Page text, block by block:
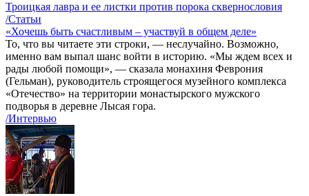
Троицкая лавра и ее листки против порока сквернословия
/Статьи
«Хочешь быть счастливым – участвуй в общем деле»
То, что вы читаете эти строки, — неслучайно. Возможно,
именно вам выпал шанс войти в историю. «Мы ждем всех и
рады любой помощи», — сказала монахиня Феврония
(Гельман), руководитель строящегося музейного комплекса
«Отечество» на территории монастырского мужского
подворья в деревне Лысая гора.
/Интервью